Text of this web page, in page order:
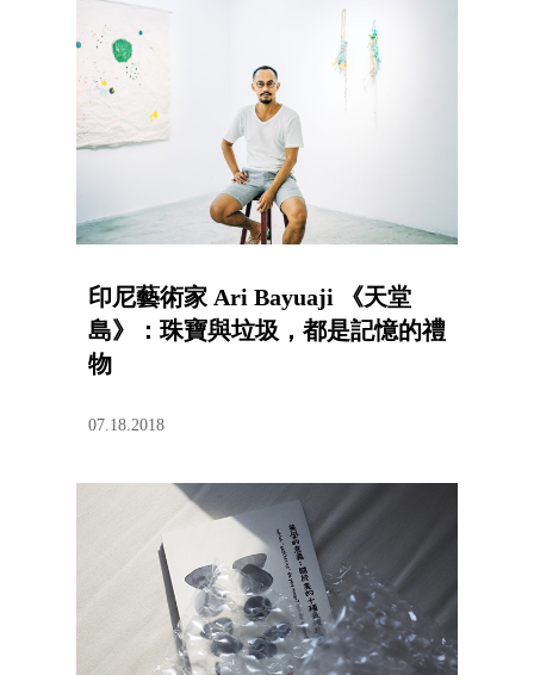
印尼藝術家 Ari Bayuaji 《天堂
島》：珠寶與垃圾，都是記憶的禮
物
07.18.2018